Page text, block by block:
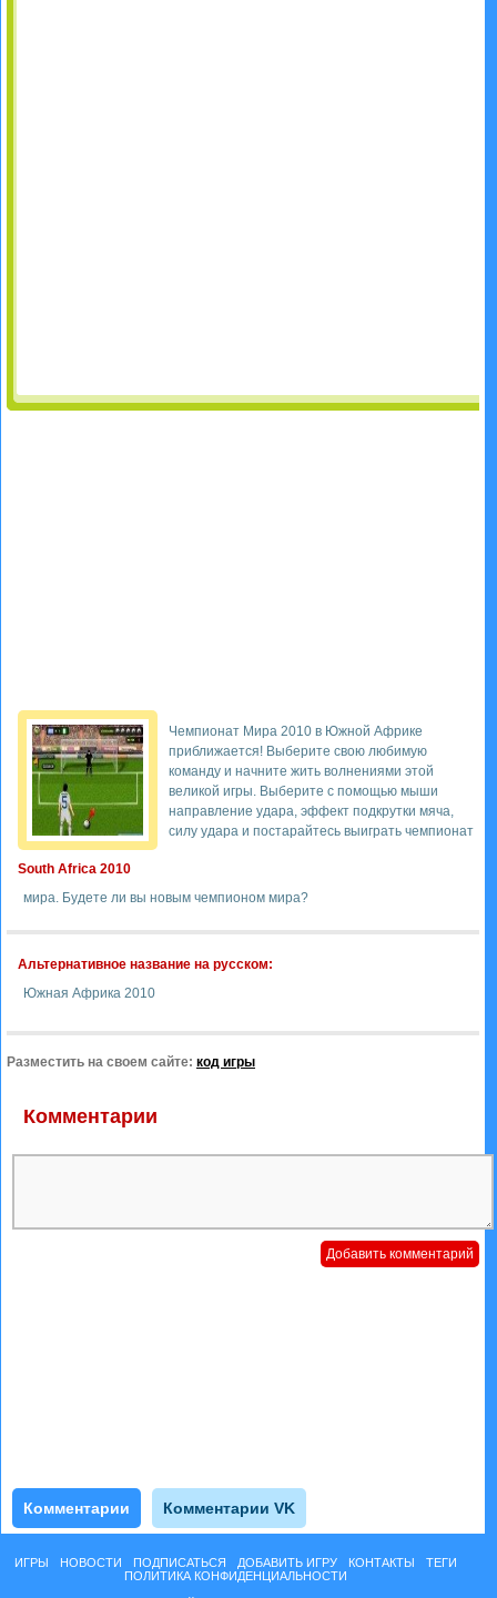
South Africa 2010
Чемпионат Мира 2010 в Южной Африке
приближается! Выберите свою любимую
команду и начните жить волнениями этой
великой игры. Выберите с помощью мыши
направление удара, эффект подкрутки мяча,
силу удара и постарайтесь выиграть чемпионат
мира. Будете ли вы новым чемпионом мира?
Альтернативное название на русском:
Южная Африка 2010
Разместить на своем сайте: код игры
Комментарии
Комментарии Комментарии VK
ИГРЫ НОВОСТИ ПОДПИСАТЬСЯ ДОБАВИТЬ ИГРУ КОНТАКТЫ
ТЕГИ
ПОЛИТИКА КОНФИДЕНЦИАЛЬНОСТИ